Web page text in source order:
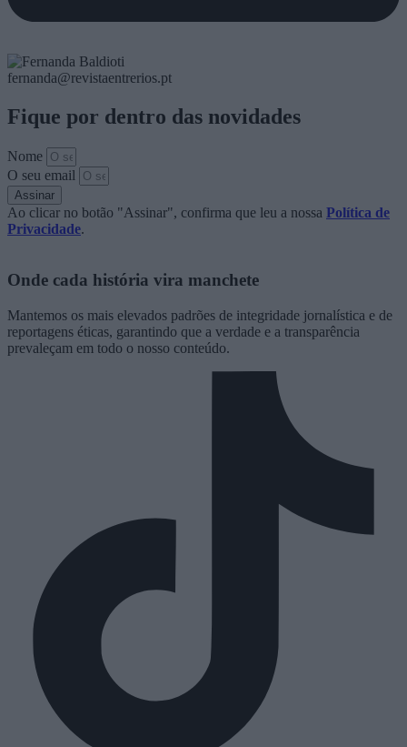
fernanda@revistaentrerios.pt
Fique por dentro das novidades
Nome
O seu email
Assinar
Ao clicar no botão "Assinar", confirma que leu a nossa Política de
Privacidade.
Onde cada história vira manchete
Mantemos os mais elevados padrões de integridade jornalística e de
reportagens éticas, garantindo que a verdade e a transparência
prevaleçam em todo o nosso conteúdo.